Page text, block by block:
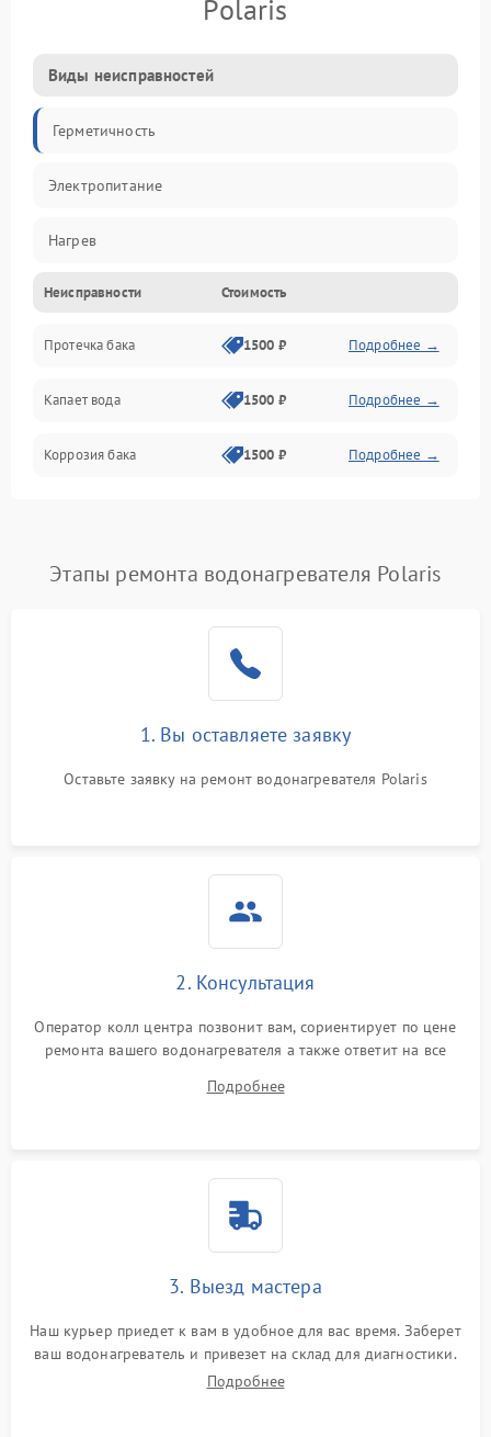
Polaris
Виды неисправностей
Герметичность
Электропитание
Нагрев
Датчики
Механика
Неисправности Стоимость
Протечка бака 1500 ₽ Подробнее →
Капает вода 1500 ₽ Подробнее →
Коррозия бака 1500 ₽ Подробнее →
Этапы ремонта водонагревателя Polaris
1. Вы оставляете заявку
Оставьте заявку на ремонт водонагревателя Polaris
2. Консультация
Оператор колл центра позвонит вам, сориентирует по цене
ремонта вашего водонагревателя а также ответит на все
Подробнее
3. Выезд мастера
Наш курьер приедет к вам в удобное для вас время. Заберет
ваш водонагреватель и привезет на склад для диагностики.
Подробнее